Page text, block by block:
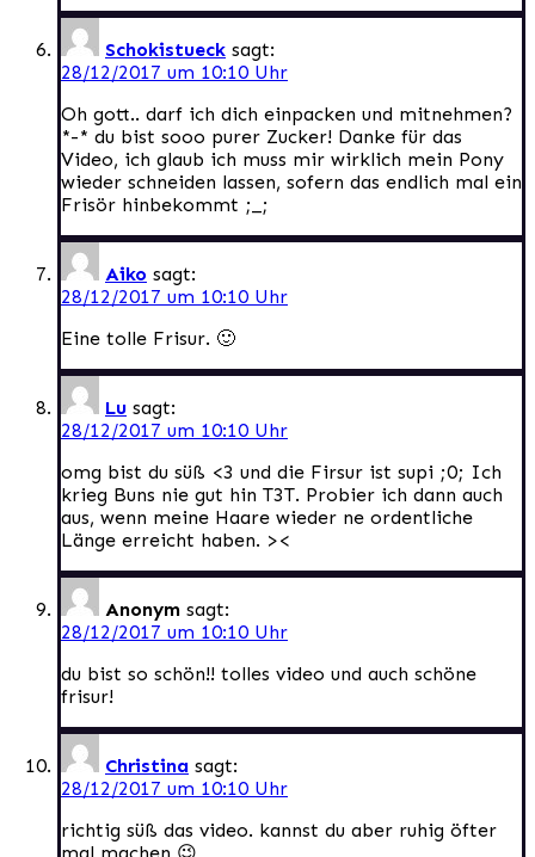
Schokistueck sagt:
28/12/2017 um 10:10 Uhr
Oh gott.. darf ich dich einpacken und mitnehmen?
*-* du bist sooo purer Zucker! Danke für das
Video, ich glaub ich muss mir wirklich mein Pony
wieder schneiden lassen, sofern das endlich mal ein
Frisör hinbekommt ;_;
Aiko sagt:
28/12/2017 um 10:10 Uhr
Eine tolle Frisur. 🙂
Lu sagt:
28/12/2017 um 10:10 Uhr
omg bist du süß <3 und die Firsur ist supi ;0; Ich
krieg Buns nie gut hin T3T. Probier ich dann auch
aus, wenn meine Haare wieder ne ordentliche
Länge erreicht haben. ><
Anonym sagt:
28/12/2017 um 10:10 Uhr
du bist so schön!! tolles video und auch schöne
frisur!
Christina sagt:
28/12/2017 um 10:10 Uhr
richtig süß das video. kannst du aber ruhig öfter